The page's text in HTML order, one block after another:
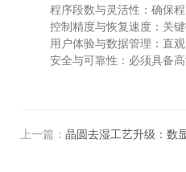
程序段数与灵活性：确保
控制精度与恢复速度：关
用户体验与数据管理：直
安全与可靠性：必须具备
上一篇： 晶圆去湿工艺升级：数